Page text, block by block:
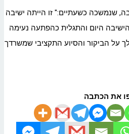
שנמשכה כשעתיים:" זו הייתה ישיבה
היום והתגלית כהפתעה נעימה
לך על הביקור והסיוע התקציבי שמשרדך
את הכתבה